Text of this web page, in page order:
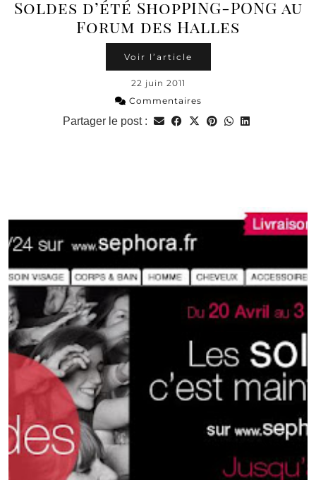
Soldes d’été ShopPING-PONG au
Forum des Halles
Voir l’article
22 juin 2011
Commentaires
Partager le post :